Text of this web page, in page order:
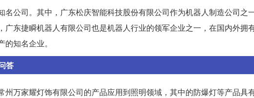
公司。其中，广东松庆智能科技股份有限公司作为机器人制造公司之
东捷瞬机器人有限公司也是机器人行业的领军企业之一，在国内外拥
知名企业。
答
万家耀灯饰有限公司的产品应用到照明领域，其中的防爆灯等产品具